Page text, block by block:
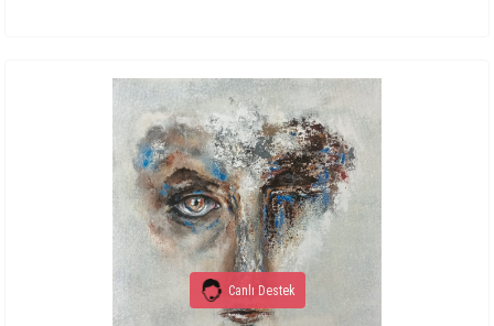
Canlı Destek